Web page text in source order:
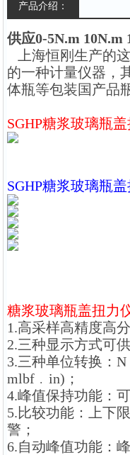
产品介绍：
供应0-5N.m 10N.m
上海恒刚生产的
的一种计量仪器，
体瓶等包装国产品
SGHP糖浆玻璃瓶
SGHP糖浆玻璃瓶
糖浆玻璃瓶盖扭力
1.高采样高精度高
2.三种显示方式可
3.三种单位转换：
mlbf﹒in)；
4.峰值保持功能：
5.比较功能：上下
警；
6.自动峰值功能：